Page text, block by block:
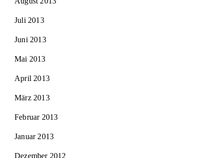
Juli 2013
Juni 2013
Mai 2013
April 2013
März 2013
Februar 2013
Januar 2013
Dezember 2012